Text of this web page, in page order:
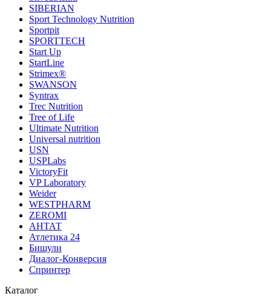
SIBERIAN
Sport Technology Nutrition
Sportpit
SPORTTECH
Start Up
StartLine
Strimex®
SWANSON
Syntrax
Trec Nutrition
Tree of Life
Ultimate Nutrition
Universal nutrition
USN
USPLabs
VictoryFit
VP Laboratory
Weider
WESTPHARM
ZEROMI
АНТАТ
Атлетика 24
Бишули
Диалог-Конверсия
Спринтер
Каталог